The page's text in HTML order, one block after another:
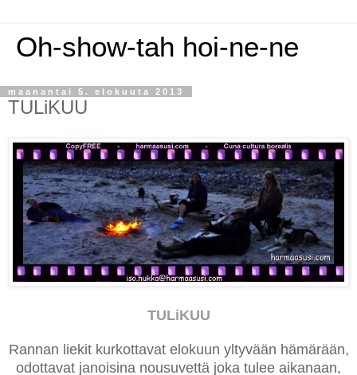
Oh-show-tah hoi-ne-ne
maanantai 5. elokuuta 2013
TULiKUU
TULiKUU
Rannan liekit kurkottavat elokuun yltyvään hämärään,
odottavat janoisina nousuvettä joka tulee aikanaan,